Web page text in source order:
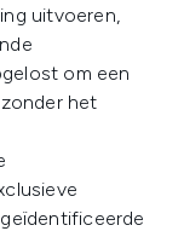
uitvoeren,
om een
het